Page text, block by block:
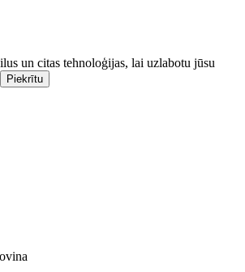
un citas tehnoloģijas, lai uzlabotu jūsu
Piekrītu